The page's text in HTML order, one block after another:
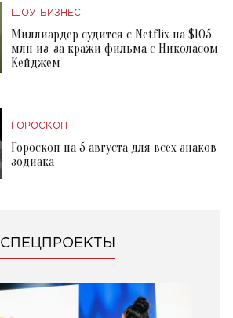
ШОУ-БИЗНЕС
Миллиардер судится с Netflix на $105
млн из-за кражи фильма с Николасом
Кейджем
ГОРОСКОП
Гороскоп на 5 августа для всех знаков
зодиака
СПЕЦПРОЕКТЫ